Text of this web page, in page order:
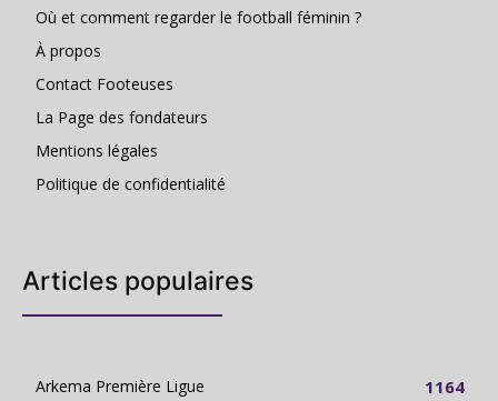
Où et comment regarder le football féminin ?
À propos
Contact Footeuses
La Page des fondateurs
Mentions légales
Politique de confidentialité
Articles populaires
Arkema Première Ligue 1164